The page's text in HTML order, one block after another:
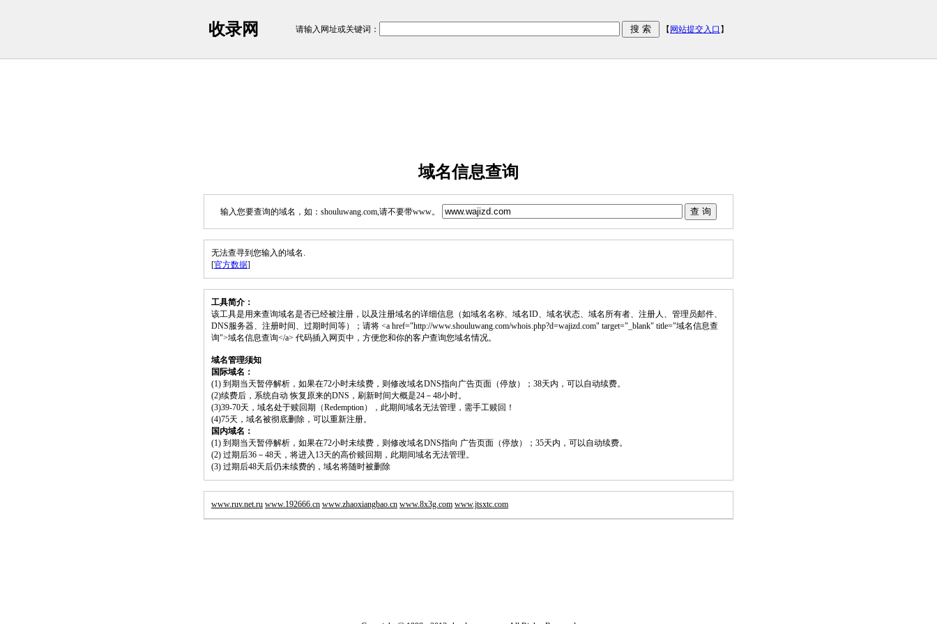
收录网 请输入网址或关键词： 【 网站提交入口 】
域名信息查询
输入您要查询的域名，如：shouluwang.com,请不要带www。
无法查寻到您输入的域名.
[官方数据]
工具简介：
该工具是用来查询域名是否已经被注册，以及注册域名的详细信息（如域名名称、域名ID、域名状态、域名所有者、注册人、管理员邮件、
DNS服务器、注册时间、过期时间等）；请将 <a href="http://www.shouluwang.com/whois.php?d=wajizd.com" target="_blank" title="域名信息查
询">域名信息查询</a> 代码插入网页中，方便您和你的客户查询您域名情况。
域名管理须知
国际域名：
(1) 到期当天暂停解析，如果在72小时未续费，则修改域名DNS指向广告页面（停放）；38天内，可以自动续费。
(2)续费后，系统自动 恢复原来的DNS，刷新时间大概是24－48小时。
(3)39-70天，域名处于赎回期（Redemption），此期间域名无法管理，需手工赎回！
(4)75天，域名被彻底删除，可以重新注册。
国内域名：
(1) 到期当天暂停解析，如果在72小时未续费，则修改域名DNS指向 广告页面（停放）；35天内，可以自动续费。
(2) 过期后36－48天，将进入13天的高价赎回期，此期间域名无法管理。
(3) 过期后48天后仍未续费的，域名将随时被删除
www.ruv.net.ru www.192666.cn www.zhaoxiangbao.cn www.8x3g.com www.jtsxtc.com